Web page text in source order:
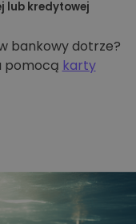
lub kredytowej
bankowy dotrze?
pomocą karty